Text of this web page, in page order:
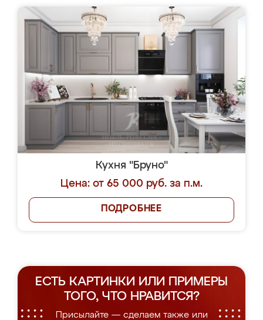
Кухня "Бруно"
Цена: от 65 000 руб. за п.м.
ПОДРОБНЕЕ
ЕСТЬ КАРТИНКИ ИЛИ ПРИМЕРЫ
ТОГО, ЧТО НРАВИТСЯ?
Присылайте — сделаем также или